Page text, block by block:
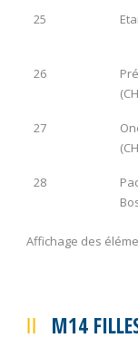
25
26
27
28
Affichage des
M14